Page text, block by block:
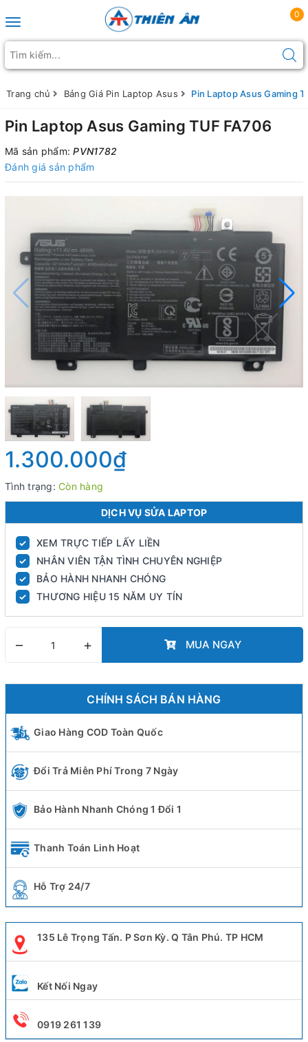
Toggle navigation
0
Trang chủ Bảng Giá Pin Laptop Asus Pin Laptop Asus Gaming
Pin Laptop Asus Gaming TUF FA706
Mã sản phẩm:PVN1782
Đánh giá sản phẩm
1.300.000₫
Tình trạng: Còn hàng
DỊCH VỤ SỬA LAPTOP
✓ XEM TRỰC TIẾP LẤY LIỀN
✓ NHÂN VIÊN TẬN TÌNH CHUYÊN NGHIỆP
✓ BẢO HÀNH NHANH CHÓNG
✓ THƯƠNG HIỆU 15 NĂM UY TÍN
– + MUA NGAY
CHÍNH SÁCH BÁN HÀNG
Giao Hàng COD Toàn Quốc
Đổi Trả Miễn Phí Trong 7 Ngày
Bảo Hành Nhanh Chóng 1 Đổi 1
Thanh Toán Linh Hoạt
Hỗ Trợ 24/7
135 Lê Trọng Tấn. P Sơn Kỳ. Q Tân Phú. TP HCM
Kết Nối Ngay
0919 261 139